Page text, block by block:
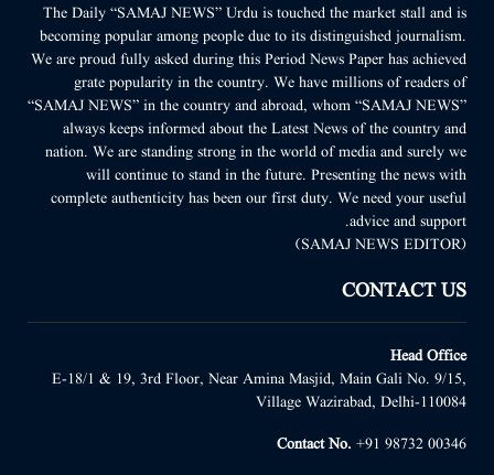
The Daily “SAMAJ NEWS” Urdu is touched the market stall and is
becoming popular among people due to its distinguished journalism.
We are proud fully asked during this Period News Paper has achieved
grate popularity in the country. We have millions of readers of
“SAMAJ NEWS” in the country and abroad, whom “SAMAJ NEWS”
always keeps informed about the Latest News of the country and
nation. We are standing strong in the world of media and surely we
will continue to stand in the future. Presenting the news with
complete authenticity has been our first duty. We need your useful
advice and support.
(SAMAJ NEWS EDITOR)
CONTACT US
Head Office
E-18/1 & 19, 3rd Floor, Near Amina Masjid, Main Gali No. 9/15,
Village Wazirabad, Delhi-110084
Contact No. +91 98732 00346